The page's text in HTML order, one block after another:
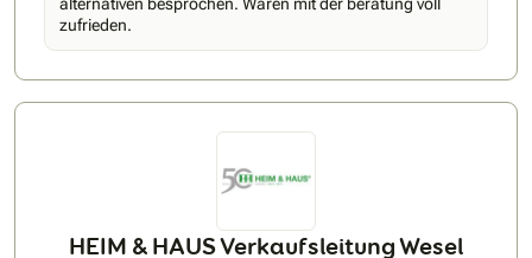
alternativen besprochen. Waren mit der beratung voll
zufrieden.
HEIM & HAUS Verkaufsleitung Wesel